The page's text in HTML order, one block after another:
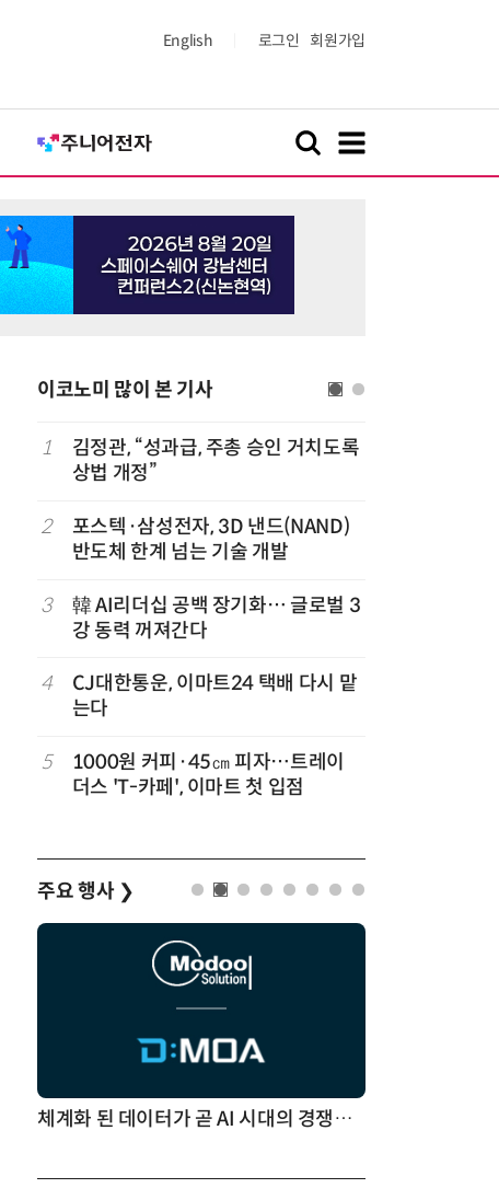
English 로그인 회원가입
이코노미 많이 본 기사
1
김정관, “성과급, 주총 승인 거치도록
상법 개정”
2
포스텍·삼성전자, 3D 낸드(NAND)
반도체 한계 넘는 기술 개발
3
韓 AI리더십 공백 장기화… 글로벌 3
강 동력 꺼져간다
4
CJ대한통운, 이마트24 택배 다시 맡
는다
5
1000원 커피·45㎝ 피자…트레이
더스 'T-카페', 이마트 첫 입점
주요 행사 ❯
체계화 된 데이터가 곧 AI 시대의 경쟁력이다